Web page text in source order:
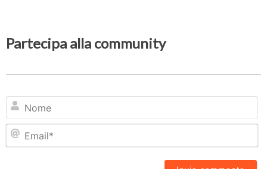
Partecipa alla community